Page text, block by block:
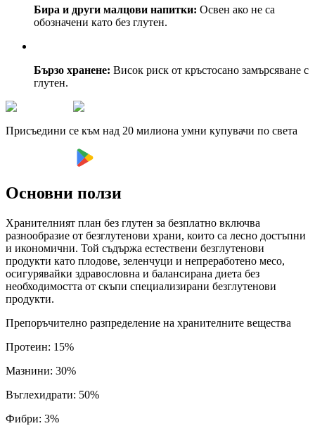
Бира и други малцови напитки: Освен ако не са
обозначени като без глутен.
Бързо хранене: Висок риск от кръстосано замърсяване с
глутен.
Присъедини се към над 20 милиона умни купувачи по света
Основни ползи
Хранителният план без глутен за безплатно включва
разнообразие от безглутенови храни, които са лесно достъпни
и икономични. Той съдържа естествени безглутенови
продукти като плодове, зеленчуци и непреработено месо,
осигурявайки здравословна и балансирана диета без
необходимостта от скъпи специализирани безглутенови
продукти.
Препоръчително разпределение на хранителните вещества
Протеин: 15%
Мазнини: 30%
Въглехидрати: 50%
Фибри: 3%